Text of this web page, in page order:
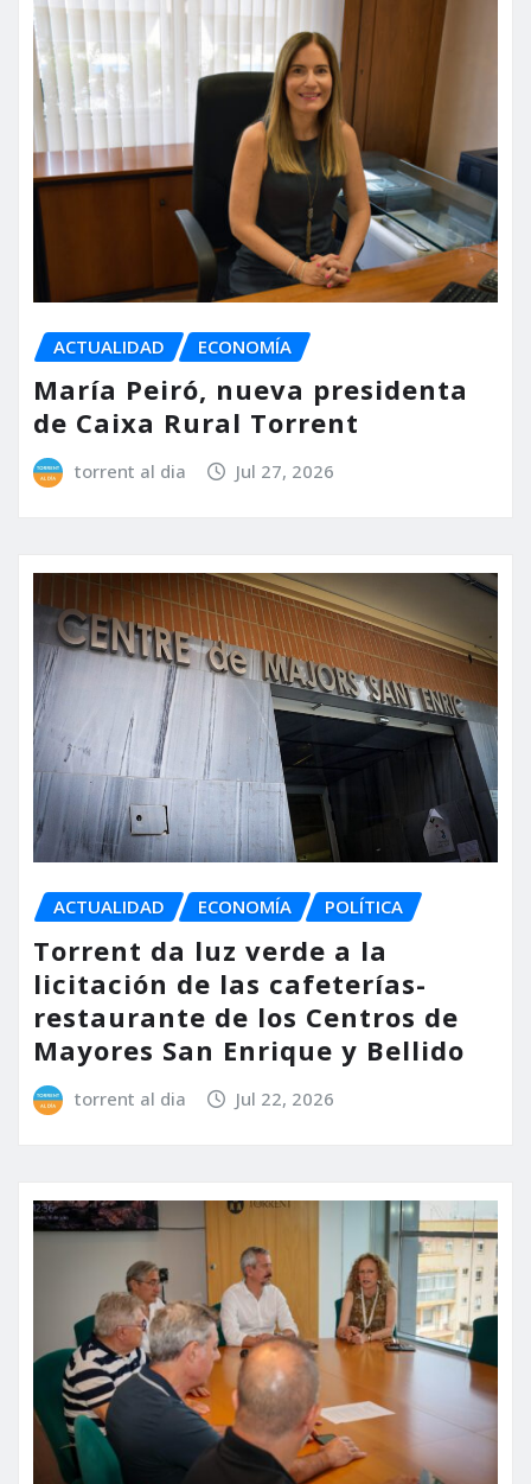
ACTUALIDAD ECONOMÍA
María Peiró, nueva presidenta
de Caixa Rural Torrent
torrent al dia Jul 27, 2026
ACTUALIDAD ECONOMÍA POLÍTICA
Torrent da luz verde a la
licitación de las cafeterías-
restaurante de los Centros de
Mayores San Enrique y Bellido
torrent al dia Jul 22, 2026